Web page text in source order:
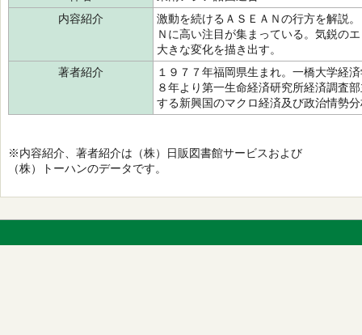
内容紹介
激動を続けるＡＳＥＡＮの行方を解説
Ｎに高い注目が集まっている。気鋭の
大きな変化を描き出す。
著者紹介
１９７７年福岡県生まれ。一橋大学経
８年より第一生命経済研究所経済調査
する新興国のマクロ経済及び政治情勢
※内容紹介、著者紹介は（株）日販図書館サービスおよび
（株）トーハンのデータです。